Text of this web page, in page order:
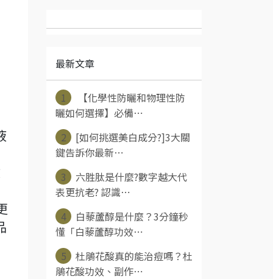
最新文章
1
【化學性防曬和物理性防
曬如何選擇】必備⋯
2
[如何挑選美白成分?]3大關
鍵告訴你最新⋯
3
六胜肽是什麼?數字越大代
表更抗老? 認識⋯
4
白藜蘆醇是什麼？3分鐘秒
懂「白藜蘆醇功效⋯
5
杜鵑花酸真的能治痘嗎？杜
鵑花酸功效、副作⋯